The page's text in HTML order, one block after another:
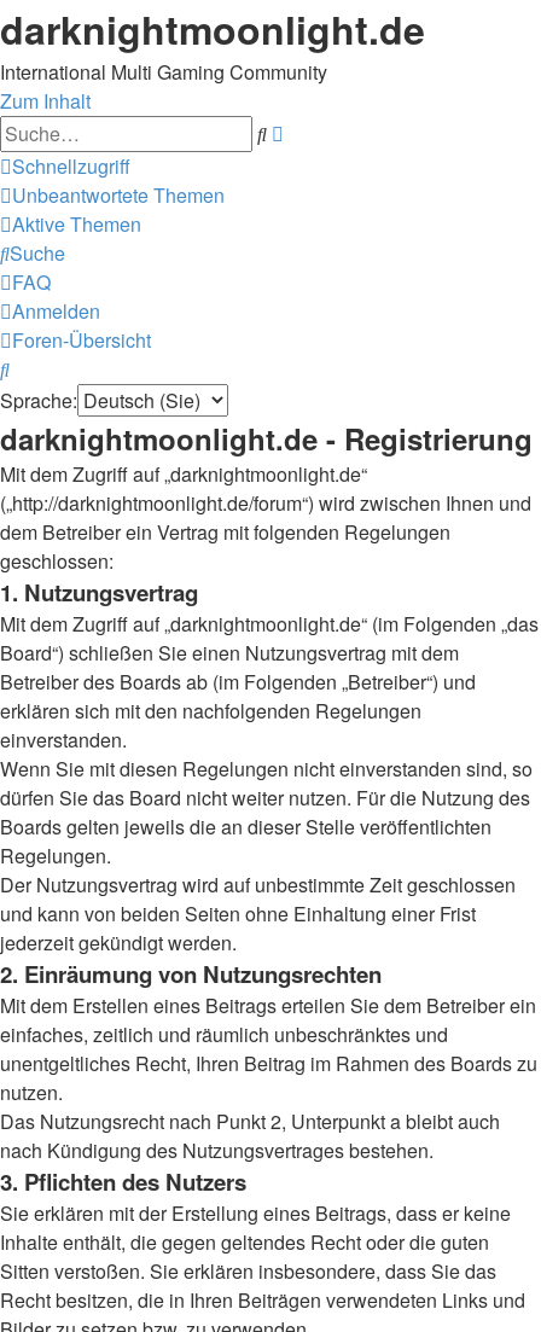
darknightmoonlight.de
International Multi Gaming Community
Zum Inhalt
Suche
Schnellzugriff
Unbeantwortete Themen
Aktive Themen
Suche
FAQ
Anmelden
Foren-Übersicht
Suche
Sprache:
darknightmoonlight.de - Registrierung
Mit dem Zugriff auf „darknightmoonlight.de“
(„http://darknightmoonlight.de/forum“) wird zwischen Ihnen und
dem Betreiber ein Vertrag mit folgenden Regelungen
geschlossen:
1. Nutzungsvertrag
Mit dem Zugriff auf „darknightmoonlight.de“ (im Folgenden „das
Board“) schließen Sie einen Nutzungsvertrag mit dem
Betreiber des Boards ab (im Folgenden „Betreiber“) und
erklären sich mit den nachfolgenden Regelungen
einverstanden.
Wenn Sie mit diesen Regelungen nicht einverstanden sind, so
dürfen Sie das Board nicht weiter nutzen. Für die Nutzung des
Boards gelten jeweils die an dieser Stelle veröffentlichten
Regelungen.
Der Nutzungsvertrag wird auf unbestimmte Zeit geschlossen
und kann von beiden Seiten ohne Einhaltung einer Frist
jederzeit gekündigt werden.
2. Einräumung von Nutzungsrechten
Mit dem Erstellen eines Beitrags erteilen Sie dem Betreiber ein
einfaches, zeitlich und räumlich unbeschränktes und
unentgeltliches Recht, Ihren Beitrag im Rahmen des Boards zu
nutzen.
Das Nutzungsrecht nach Punkt 2, Unterpunkt a bleibt auch
nach Kündigung des Nutzungsvertrages bestehen.
3. Pflichten des Nutzers
Sie erklären mit der Erstellung eines Beitrags, dass er keine
Inhalte enthält, die gegen geltendes Recht oder die guten
Sitten verstoßen. Sie erklären insbesondere, dass Sie das
Recht besitzen, die in Ihren Beiträgen verwendeten Links und